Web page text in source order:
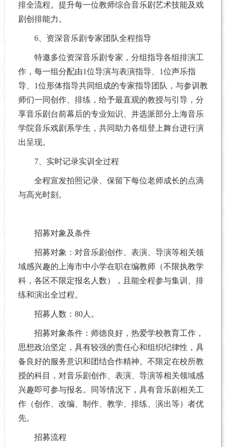
排全流程。提升每一位教师综合音乐剧艺术技能及戏
剧创排能力。
6、资深音乐剧专家团队全程指导
特邀多位资深音乐剧专家，分组指导各组排演工
作，每一组分配由1位导演与表演指导、1位声乐指
导、1位形体指导共同组成的专家指导团队，与参训教
师们一同创作、排练，给予最直观的教授与引导，分
享音乐剧台前幕后的专业知识、并选派部分上海音乐
学院音乐戏剧系学生，共同助力各组登上舞台进行演
出呈现。
7、实时记录实训全过程
全程宣发拍照记录、保留下每位老师成长的点滴
与高光时刻。
招募对象及条件
招募对象：对音乐剧创作、表演、导演等相关领
域感兴趣的上海市中小学在职在编教师（不限执教学
科，各区不限定报名人数），且能全程参与集训、排
练和演出全过程。
招募人数：80人。
招募对象条件：师德良好，热爱学校教育工作，
思想政治坚定，具有较强的责任心和组织纪律性，具
备良好的服务意识和团结合作精神。不限定在校所教
授的科目，对音乐剧创作、表演、导演等相关领域感
兴趣即可参与报名。同等情况下，具有音乐剧相关工
作（创作、改编、制作、教学、排练、演出等）者优
先。
招募流程